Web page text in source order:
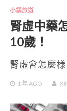
小鎮旅遊
腎虛中藥
10歲！
腎虛會怎麼
1 年 AGO